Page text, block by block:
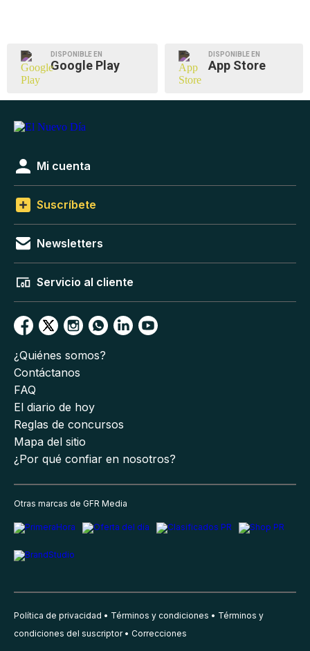
DISPONIBLE EN
Google Play
DISPONIBLE EN
App Store
Mi cuenta
Suscríbete
Newsletters
Servicio al cliente
¿Quiénes somos?
Contáctanos
FAQ
El diario de hoy
Reglas de concursos
Mapa del sitio
¿Por qué confiar en nosotros?
Otras marcas de GFR Media
Política de privacidad Términos y condiciones
Términos y
condiciones del suscriptor
Correcciones